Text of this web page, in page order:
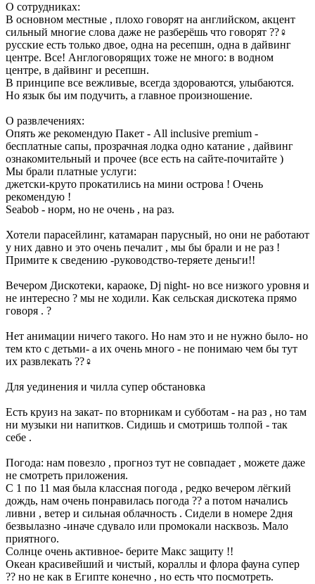
О сотрудниках:
В основном местные , плохо говорят на английском, акцент
сильный многие слова даже не разберёшь что говорят ??‍♀️
русские есть только двое, одна на ресепшн, одна в дайвинг
центре. Все! Англоговорящих тоже не много: в водном
центре, в дайвинг и ресепшн.
В принципе все вежливые, всегда здороваются, улыбаются.
Но язык бы им подучить, а главное произношение.
О развлечениях:
Опять же рекомендую Пакет - All inclusive premium -
бесплатные сапы, прозрачная лодка одно катание , дайвинг
ознакомительный и прочее (все есть на сайте-почитайте )
Мы брали платные услуги:
джетски-круто прокатились на мини острова ! Очень
рекомендую !
Seabob - норм, но не очень , на раз.
Хотели парасейлинг, катамаран парусный, но они не работают
у них давно и это очень печалит , мы бы брали и не раз !
Примите к сведению -руководство-теряете деньги!!
Вечером Дискотеки, караоке, Dj night- но все низкого уровня и
не интересно ? мы не ходили. Как сельская дискотека прямо
говоря . ?
Нет анимации ничего такого. Но нам это и не нужно было- но
тем кто с детьми- а их очень много - не понимаю чем бы тут
их развлекать ??‍♀️
Для уединения и чилла супер обстановка
Есть круиз на закат- по вторникам и субботам - на раз , но там
ни музыки ни напитков. Сидишь и смотришь толпой - так
себе .
Погода: нам повезло , прогноз тут не совпадает , можете даже
не смотреть приложения.
С 1 по 11 мая была классная погода , редко вечером лёгкий
дождь, нам очень понравилась погода ?? а потом начались
ливни , ветер и сильная облачность . Сидели в номере 2дня
безвылазно -иначе сдувало или промокали насквозь. Мало
приятного.
Солнце очень активное- берите Макс защиту !!
Океан красивейший и чистый, кораллы и флора фауна супер
?? но не как в Египте конечно , но есть что посмотреть.